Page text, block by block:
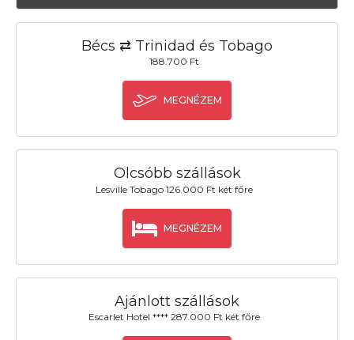
Bécs ⇄ Trinidad és Tobago
188.700 Ft
MEGNÉZEM
Olcsóbb szállások
Lesville Tobago 126.000 Ft két főre
MEGNÉZEM
Ajánlott szállások
Escarlet Hotel **** 287.000 Ft két főre